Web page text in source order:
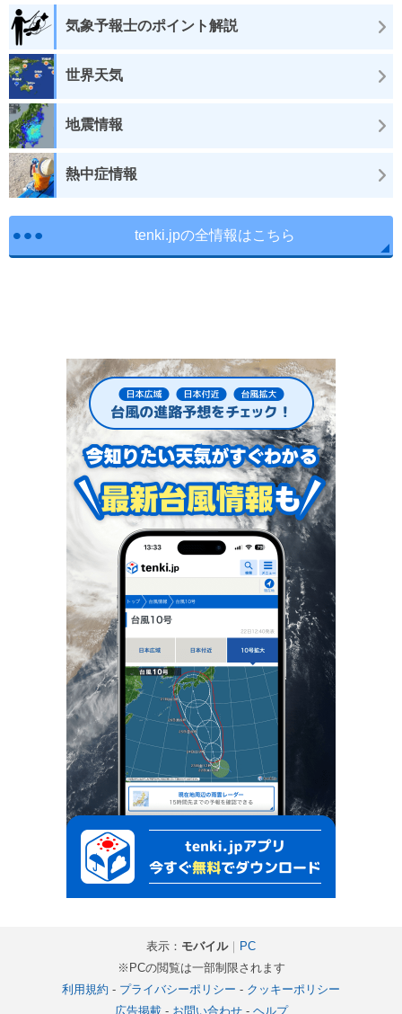
気象予報士のポイント解説
世界天気
地震情報
熱中症情報
tenki.jpの全情報はこちら
表示： モバイル｜
PC
※PCの閲覧は一部制限されます
利用規約 - プライバシーポリシー - クッキーポリシー
広告掲載- お問い合わせ- ヘルプ